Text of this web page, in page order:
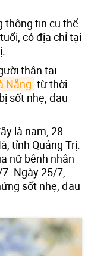
thông tin cụ thể.
có địa chỉ tại
thân tại
Nẵng từ thời
sốt nhẹ, đau
là nam, 28
tỉnh Quảng Trị.
nữ bệnh nhân
Ngày 25/7,
sốt nhẹ, đau